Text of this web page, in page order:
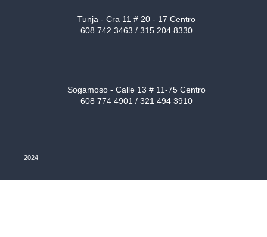
Tunja - Cra 11 # 20 - 17 Centro
608 742 3463 / 315 204 8330
Sogamoso - Calle 13 # 11-75 Centro
608 774 4901 / 321 494 3910
2024